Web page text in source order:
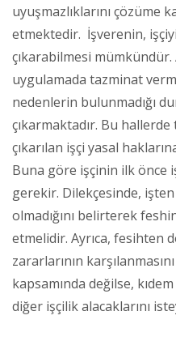
uyuşmazlıklarını çözüme
etmektedir. İşverenin,
çıkarabilmesi
uygulamada tazminat
nedenlerin bulunmadığı
çıkarmaktadır. Bu
çıkarılan işçi yasal
Buna göre işçinin ilk önce
gerekir. Dilekçesinde, işten
olmadığını belirterek
etmelidir. Ayrıca, fesihten
zararlarının
kapsamında değilse,
diğer işçilik alacaklarını